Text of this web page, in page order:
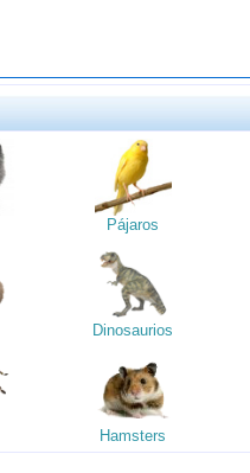
Pájaros
Dinosaurios
Hamsters